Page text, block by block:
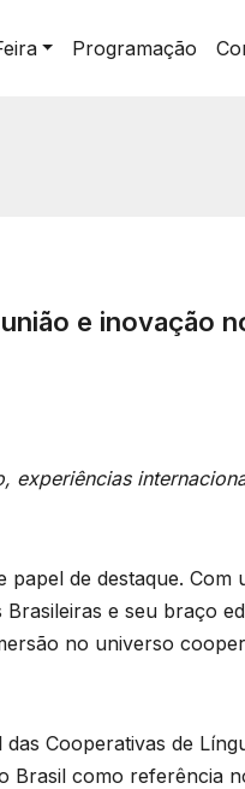
Programação
e inovação
experiências
de destaque.
e seu braço
no universo
Cooperativas de
como referência